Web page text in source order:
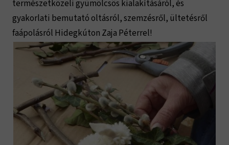
természetközeli gyümölcsös kialakításáról, és
gyakorlati bemutató oltásról, szemzésről, ültetésről
faápolásról Hidegkúton Zaja Péterrel!